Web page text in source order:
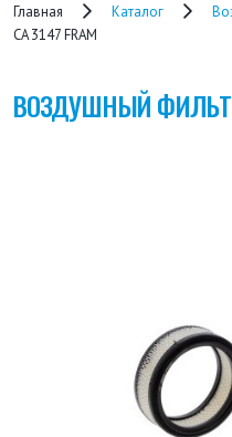
Главная Каталог
CA 3147 FRAM
ВОЗДУШНЫЙ